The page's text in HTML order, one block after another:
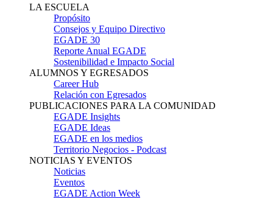
LA ESCUELA
Propósito
Consejos y Equipo Directivo
EGADE 30
Reporte Anual EGADE
Sostenibilidad e Impacto Social
ALUMNOS Y EGRESADOS
Career Hub
Relación con Egresados
PUBLICACIONES PARA LA COMUNIDAD
EGADE Insights
EGADE Ideas
EGADE en los medios
Territorio Negocios - Podcast
NOTICIAS Y EVENTOS
Noticias
Eventos
EGADE Action Week